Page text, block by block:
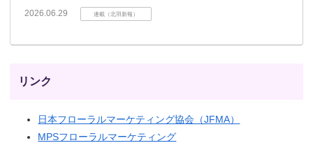
2026.06.29 連載（北羽新報）
リンク
日本フローラルマーケティング協会（JFMA）
MPSフローラルマーケティング